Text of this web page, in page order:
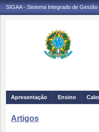
SIGAA - Sistema Integrado de
Apresentação Ensino
Artigos